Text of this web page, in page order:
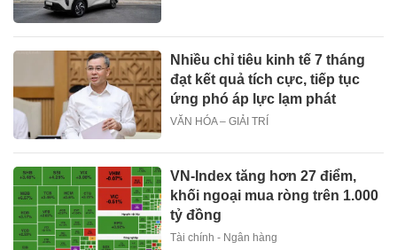
Nhiều chỉ tiêu kinh tế 7 tháng
đạt kết quả tích cực, tiếp tục
ứng phó áp lực lạm phát
VĂN HÓA – GIẢI TRÍ
VN-Index tăng hơn 27 điểm,
khối ngoại mua ròng trên 1.000
tỷ đồng
Tài chính - Ngân hàng